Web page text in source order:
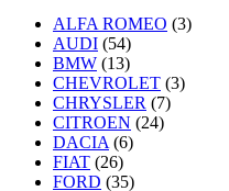
ALFA ROMEO (3)
AUDI (54)
BMW (13)
CHEVROLET (3)
CHRYSLER (7)
CITROEN (24)
DACIA(6)
FIAT (26)
FORD (35)